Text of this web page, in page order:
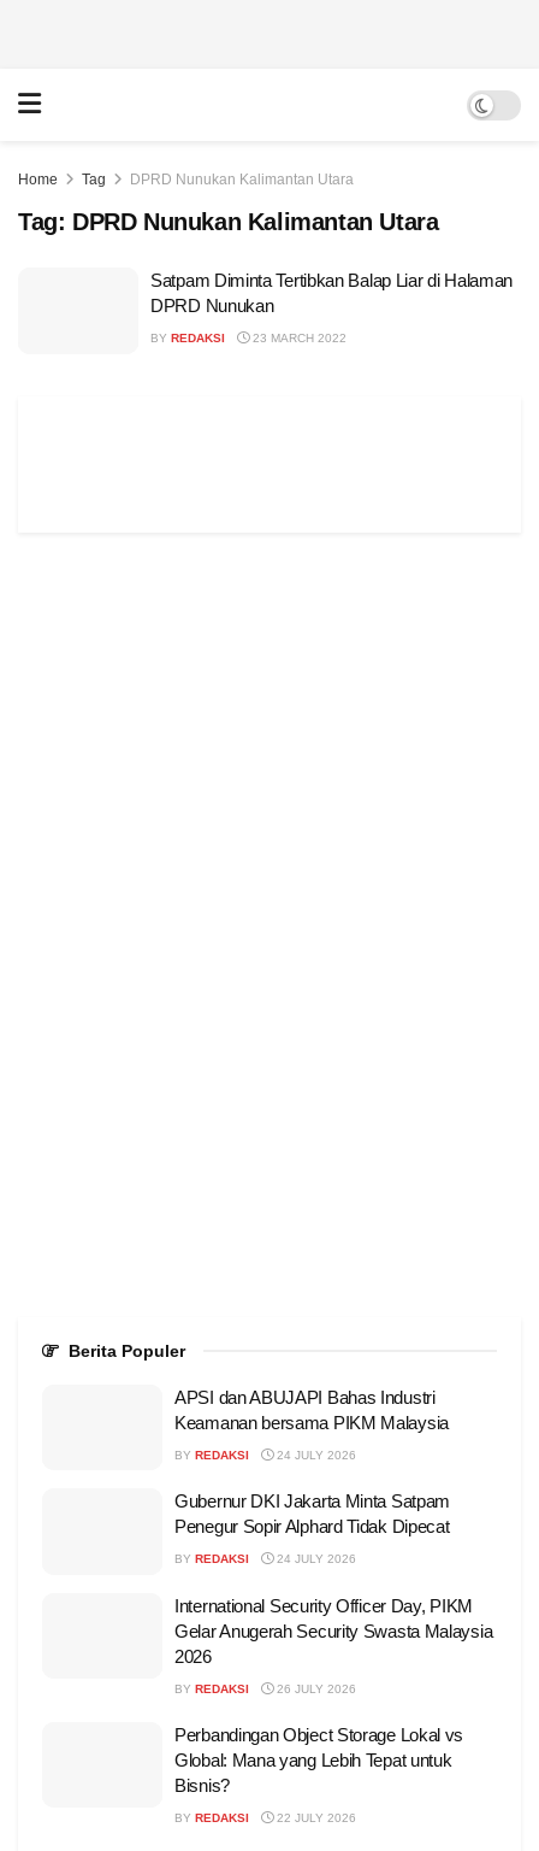
Home Tag DPRD Nunukan Kalimantan Utara
Tag: DPRD Nunukan Kalimantan Utara
Satpam Diminta Tertibkan Balap Liar di Halaman
DPRD Nunukan
BY REDAKSI 23 MARCH 2022
Berita Populer
APSI dan ABUJAPI Bahas Industri
Keamanan bersama PIKM Malaysia
BY REDAKSI 24 JULY 2026
Gubernur DKI Jakarta Minta Satpam
Penegur Sopir Alphard Tidak Dipecat
BY REDAKSI 24 JULY 2026
International Security Officer Day, PIKM
Gelar Anugerah Security Swasta Malaysia
2026
BY REDAKSI 26 JULY 2026
Perbandingan Object Storage Lokal vs
Global: Mana yang Lebih Tepat untuk
Bisnis?
BY REDAKSI 22 JULY 2026